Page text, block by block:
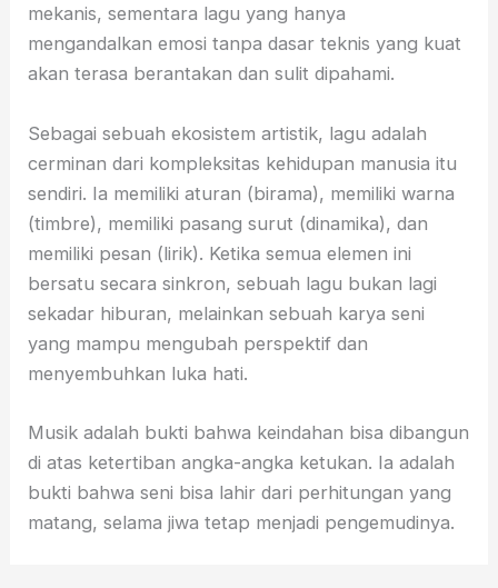
mekanis, sementara lagu yang hanya
mengandalkan emosi tanpa dasar teknis yang kuat
akan terasa berantakan dan sulit dipahami.
Sebagai sebuah ekosistem artistik, lagu adalah
cerminan dari kompleksitas kehidupan manusia itu
sendiri. Ia memiliki aturan (birama), memiliki warna
(timbre), memiliki pasang surut (dinamika), dan
memiliki pesan (lirik). Ketika semua elemen ini
bersatu secara sinkron, sebuah lagu bukan lagi
sekadar hiburan, melainkan sebuah karya seni
yang mampu mengubah perspektif dan
menyembuhkan luka hati.
Musik adalah bukti bahwa keindahan bisa dibangun
di atas ketertiban angka-angka ketukan. Ia adalah
bukti bahwa seni bisa lahir dari perhitungan yang
matang, selama jiwa tetap menjadi pengemudinya.